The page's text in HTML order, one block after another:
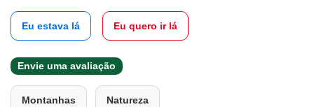
Eu estava lá Eu quero ir lá
Envie uma avaliação
Montanhas Natureza